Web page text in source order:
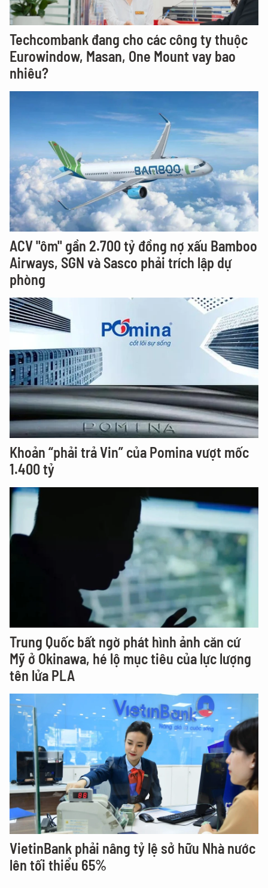
Techcombank đang cho các công ty thuộc
Eurowindow, Masan, One Mount vay bao
nhiêu?
ACV "ôm" gần 2.700 tỷ đồng nợ xấu Bamboo
Airways, SGN và Sasco phải trích lập dự
phòng
Khoản “phải trả Vin” của Pomina vượt mốc
1.400 tỷ
Trung Quốc bất ngờ phát hình ảnh căn cứ
Mỹ ở Okinawa, hé lộ mục tiêu của lực lượng
tên lửa PLA
VietinBank phải nâng tỷ lệ sở hữu Nhà nước
lên tối thiểu 65%